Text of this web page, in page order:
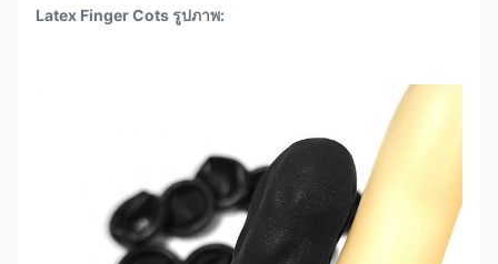
Latex Finger Cots รูปภาพ: